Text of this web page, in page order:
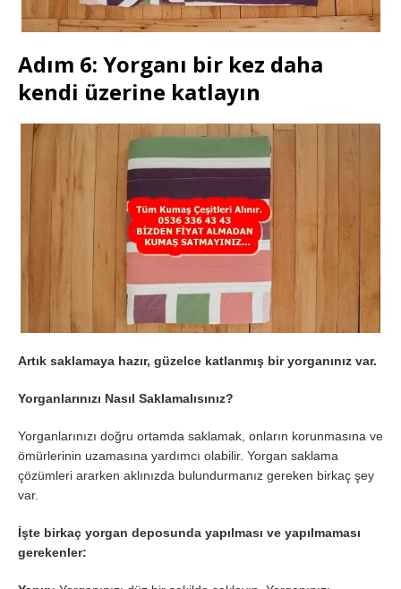
Adım 6: Yorganı bir kez daha
kendi üzerine katlayın
Artık saklamaya hazır, güzelce katlanmış bir yorganınız var.
Yorganlarınızı Nasıl Saklamalısınız?
Yorganlarınızı doğru ortamda saklamak, onların korunmasına ve
ömürlerinin uzamasına yardımcı olabilir. Yorgan saklama
çözümleri ararken aklınızda bulundurmanız gereken birkaç şey
var.
İşte birkaç yorgan deposunda yapılması ve yapılmaması
gerekenler: